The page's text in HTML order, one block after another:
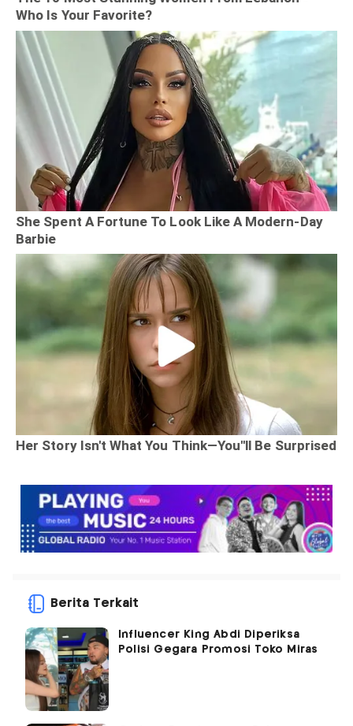
Berita Terkait
Influencer King Abdi Diperiksa
Polisi Gegara Promosi Toko Miras